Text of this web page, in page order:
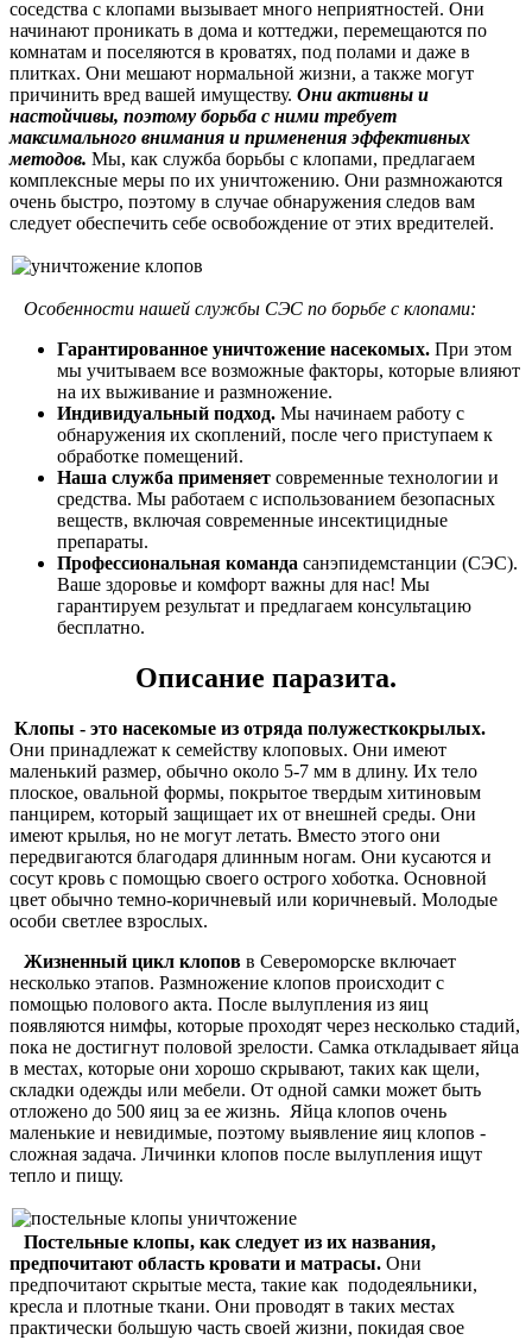
соседства с клопами вызывает много неприятностей. Они
начинают проникать в дома и коттеджи, перемещаются по
комнатам и поселяются в кроватях, под полами и даже в
плитках. Они мешают нормальной жизни, а также могут
причинить вред вашей имуществу. Они активны и
настойчивы, поэтому борьба с ними требует
максимального внимания и применения эффективных
методов. Мы, как служба борьбы с клопами, предлагаем
комплексные меры по их уничтожению. Они размножаются
очень быстро, поэтому в случае обнаружения следов вам
следует обеспечить себе освобождение от этих вредителей.
Особенности нашей службы СЭС по борьбе с клопами:
Гарантированное уничтожение насекомых. При этом
мы учитываем все возможные факторы, которые влияют
на их выживание и размножение.
Индивидуальный подход. Мы начинаем работу с
обнаружения их скоплений, после чего приступаем к
обработке помещений.
Наша служба применяет современные технологии и
средства. Мы работаем с использованием безопасных
веществ, включая современные инсектицидные
препараты.
Профессиональная команда санэпидемстанции (СЭС).
Ваше здоровье и комфорт важны для нас! Мы
гарантируем результат и предлагаем консультацию
бесплатно.
Описание паразита.
Клопы - это насекомые из отряда полужесткокрылых.
Они принадлежат к семейству клоповых. Они имеют
маленький размер, обычно около 5-7 мм в длину. Их тело
плоское, овальной формы, покрытое твердым хитиновым
панцирем, который защищает их от внешней среды. Они
имеют крылья, но не могут летать. Вместо этого они
передвигаются благодаря длинным ногам. Они кусаются и
сосут кровь с помощью своего острого хоботка. Основной
цвет обычно темно-коричневый или коричневый. Молодые
особи светлее взрослых.
Жизненный цикл клопов в Североморске включает
несколько этапов. Размножение клопов происходит с
помощью полового акта. После вылупления из яиц
появляются нимфы, которые проходят через несколько стадий,
пока не достигнут половой зрелости. Самка откладывает яйца
в местах, которые они хорошо скрывают, таких как щели,
складки одежды или мебели. От одной самки может быть
отложено до 500 яиц за ее жизнь. Яйца клопов очень
маленькие и невидимые, поэтому выявление яиц клопов -
сложная задача. Личинки клопов после вылупления ищут
тепло и пищу.
Постельные клопы, как следует из их названия,
предпочитают область кровати и матрасы. Они
предпочитают скрытые места, такие как пододеяльники,
кресла и плотные ткани. Они проводят в таких местах
практически большую часть своей жизни, покидая свое